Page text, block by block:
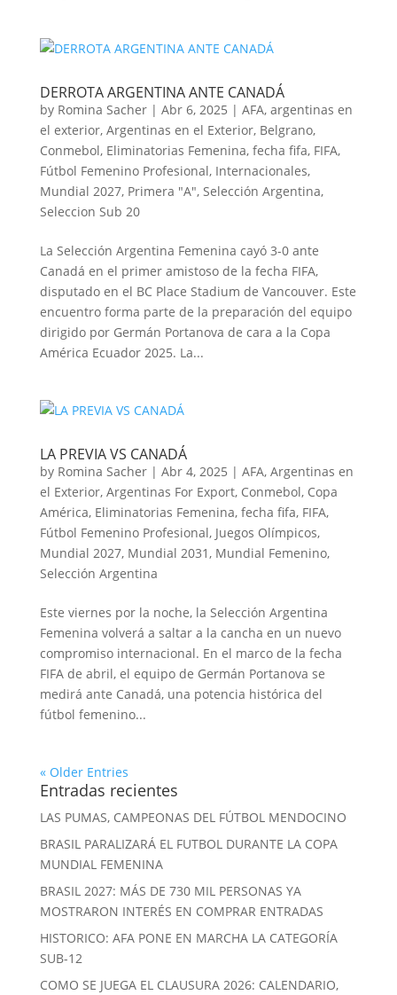
DERROTA ARGENTINA ANTE CANADÁ
by Romina Sacher| Abr 6, 2025 | AFA, argentinas en
el exterior, Argentinas en el Exterior, Belgrano,
Conmebol, Eliminatorias Femenina, fecha fifa, FIFA,
Fútbol Femenino Profesional, Internacionales,
Mundial 2027, Primera "A", Selección Argentina,
Seleccion Sub 20
La Selección Argentina Femenina cayó 3-0 ante
Canadá en el primer amistoso de la fecha FIFA,
disputado en el BC Place Stadium de Vancouver. Este
encuentro forma parte de la preparación del equipo
dirigido por Germán Portanova de cara a la Copa
América Ecuador 2025. La...
LA PREVIA VS CANADÁ
by Romina Sacher| Abr 4, 2025 | AFA, Argentinas en
el Exterior, Argentinas For Export, Conmebol, Copa
América, Eliminatorias Femenina, fecha fifa, FIFA,
Fútbol Femenino Profesional, Juegos Olímpicos,
Mundial 2027, Mundial 2031 , Mundial Femenino,
Selección Argentina
Este viernes por la noche, la Selección Argentina
Femenina volverá a saltar a la cancha en un nuevo
compromiso internacional. En el marco de la fecha
FIFA de abril, el equipo de Germán Portanova se
medirá ante Canadá, una potencia histórica del
fútbol femenino...
« Older Entries
Entradas recientes
LAS PUMAS, CAMPEONAS DEL FÚTBOL MENDOCINO
BRASIL PARALIZARÁ EL FUTBOL DURANTE LA COPA
MUNDIAL FEMENINA
BRASIL 2027: MÁS DE 730 MIL PERSONAS YA
MOSTRARON INTERÉS EN COMPRAR ENTRADAS
HISTORICO: AFA PONE EN MARCHA LA CATEGORÍA
SUB-12
COMO SE JUEGA EL CLAUSURA 2026: CALENDARIO,